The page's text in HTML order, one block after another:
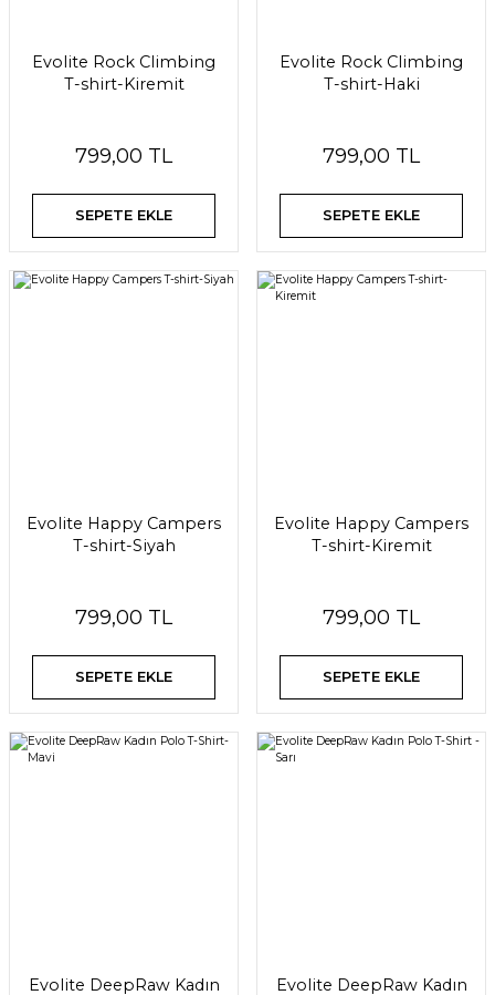
Evolite Rock Climbing
T-shirt-Kiremit
799,00 TL
SEPETE EKLE
Evolite Rock Climbing
T-shirt-Haki
799,00 TL
SEPETE EKLE
Evolite Happy Campers
T-shirt-Siyah
799,00 TL
SEPETE EKLE
Evolite Happy Campers
T-shirt-Kiremit
799,00 TL
SEPETE EKLE
Evolite DeepRaw Kadın
Evolite DeepRaw Kadın